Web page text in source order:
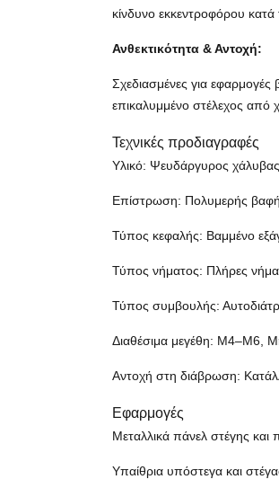
κίνδυνο εκκεντροφόρου κατά
Ανθεκτικότητα & Αντοχή:
Σχεδιασμένες για
επικαλυμμένο στέλεχος από
Τεχνικές προδιαγραφές
Υλικό: Ψευδάργυρος χάλυβας
Επίστρωση: Πολυμερής βαφή
Τύπος κεφαλής: Βαμμένο
Τύπος νήματος: Πλήρες νήμα
Τύπος συμβουλής:
Διαθέσιμα μεγέθη: M4–M6,
Αντοχή στη διάβρωση:
Εφαρμογές
Μεταλλικά πάνελ στέγης και
Υπαίθρια υπόστεγα και